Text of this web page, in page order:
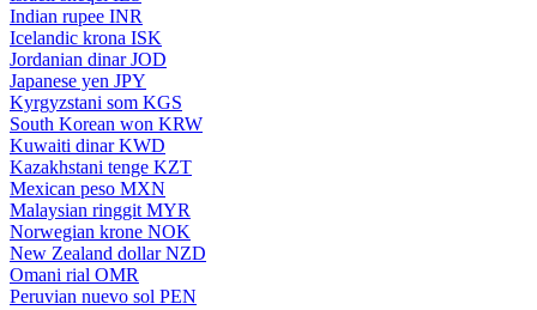
Indian rupee INR
Icelandic krona ISK
Jordanian dinar JOD
Japanese yen JPY
Kyrgyzstani som KGS
South Korean won KRW
Kuwaiti dinar KWD
Kazakhstani tenge KZT
Mexican peso MXN
Malaysian ringgit MYR
Norwegian krone NOK
New Zealand dollar NZD
Omani rial OMR
Peruvian nuevo sol PEN